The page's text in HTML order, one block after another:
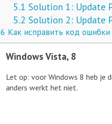
5.1 Solution 1: Update
5.2 Solution 2: Update
6 Как исправить код
Windows Vista, 8
Let op: voor Windows 8 heb je
anders werkt het niet.